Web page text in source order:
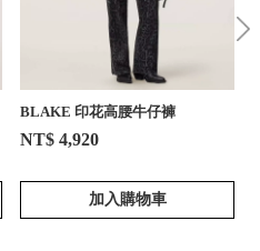
BLAKE 印花高腰牛仔褲
NT$ 4,920
加入購物車